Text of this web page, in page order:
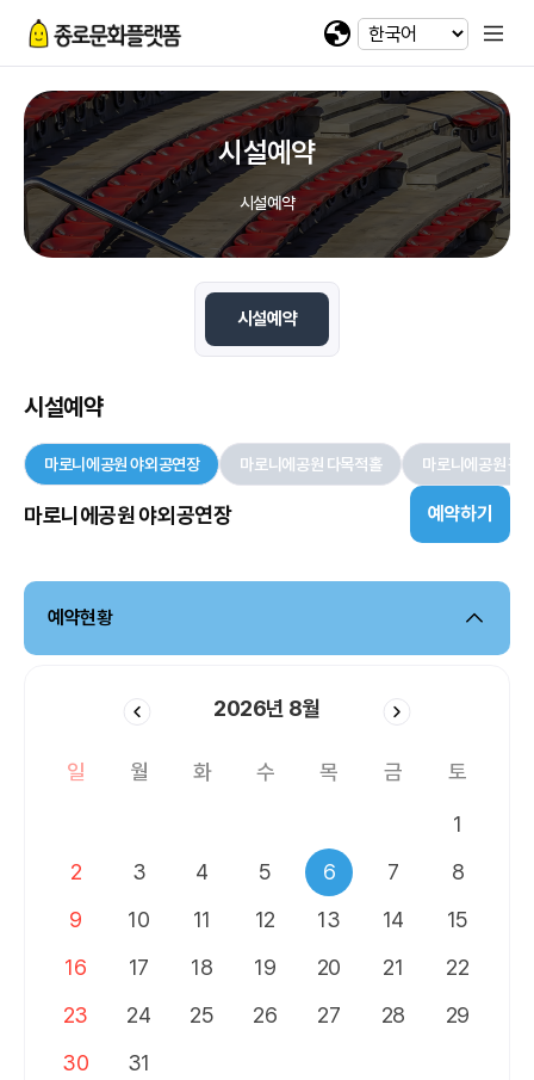
시설예약
시설예약
시설예약
시설예약
마로니에공원 야외공연장 마로니에공원 다목적홀 마로니에공원 광
마로니에공원 야외공연장 예약하기
예약현황
2026년 8월
일 월 화 수 목 금 토
1
2
3 4 5 6 7
8
9
10 11 12 13 14
15
16
17 18 19 20 21
22
23
24 25 26 27 28
29
30
31
카카오 로그인
네이버 로그인
일회용 로그인
이메일
@
첨부파일
jpg, jpeg, png, pdf 파일만 업로드 가능합니다. (10MB 이하)
첨부파일
공연명 선택
번호 선택
회차정보 발급수량
선택